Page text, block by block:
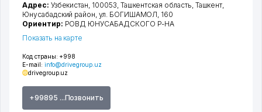
Код страны: +998
E-mail: info@drivegroup.uz
drivegroup.uz
+99895 ...Позвонить
Адрес: Узбекистан, 100053, Ташкентская область, Ташкент,
Юнусабадский район,ул. БОГИШАМОЛ, 160
Ориентир: РОВД ЮНУСАБАДСКОГО Р-НА
Показать на карте